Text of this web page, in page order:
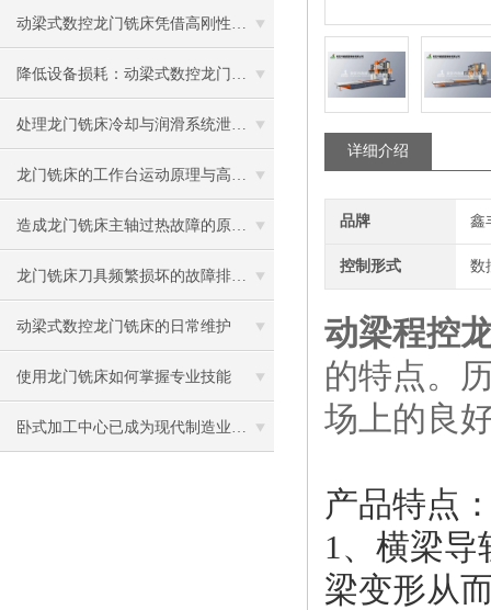
动梁式数控龙门铣床凭借高刚性动梁结构，大幅提升大尺寸复杂零件的加工精度与稳定性
降低设备损耗：动梁式数控龙门铣床的日常保养要点与故障排查指南
处理龙门铣床冷却与润滑系统泄漏故障的实用方法
龙门铣床的工作台运动原理与高精度定位技术
造成龙门铣床主轴过热故障的原因主要有哪些？
龙门铣床刀具频繁损坏的故障排查与处理
动梁式数控龙门铣床的日常维护
使用龙门铣床如何掌握专业技能
卧式加工中心已成为现代制造业的核心设备之一
详细介绍
品牌 鑫
控制形式 数
动梁程控
的特点。
场上的良
产品特点
1、横梁
梁变形从